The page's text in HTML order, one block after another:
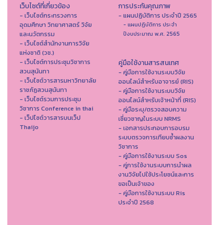
เว็บไซต์ที่เกี่ยวข้อง
- เว็บไซต์กระทรวงการ
อุดมศึกษา วิทยาศาสตร์ วิจัย
และนวัตกรรม
- เว็บไซต์สำนักงานการวิจัย
แห่งชาติ (วช.)
- เว็บไซต์การประชุมวิชาการ
สวนสุนันทา
- เว็บไซต์วารสารมหาวิทยาลัย
ราชภัฏสวนสุนันทา
- เว็บไซต์รวมการประชุม
วิชาการ Conference in thai
- เว็ปไซต์วารสารบนเว็ป
Thaijo
การประกันคุณภาพ
- แผนปฏิบัติการ ประจำปี 2565
- แผนปฏิบัติการ ประจำ
ปีงบประมาณ พ.ศ. 2565
คู่มือใช้งานสารสนเทศ
- คู่มือการใช้งานระบบวิจัย
ออนไลน์สำหรับอาจารย์ (RIS)
- คู่มือการใช้งานระบบวิจัย
ออนไลน์สำหรับเจ้าหน้าที่ (RIS)
- คู่มือระบุ/ตรวจสอบความ
เชี่ยวชาญในระบบ NRMS
- เอกสารประกอบการอบรม
ระบบตรวจการเทียบซ้ำผลงาน
วิชาการ
- คู่มือการใช้งานระบบ Sos
- คู่การใช้งานระบบการนำผล
งานวิจัยไปใช้ประโยชน์และการ
ขอเป็นเจ้าของ
- คู่มือการใช้งานระบบ Ris
ประจำปี 2568